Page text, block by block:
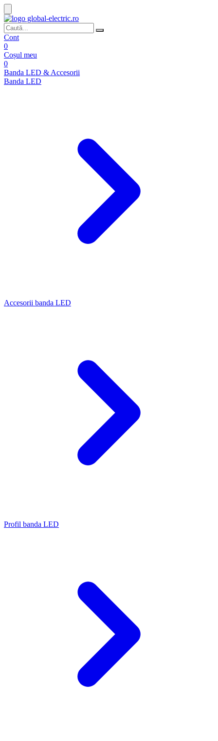
Cont
0
Coșul meu
0
Banda LED & Accesorii
Banda LED
Accesorii banda LED
Profil banda LED